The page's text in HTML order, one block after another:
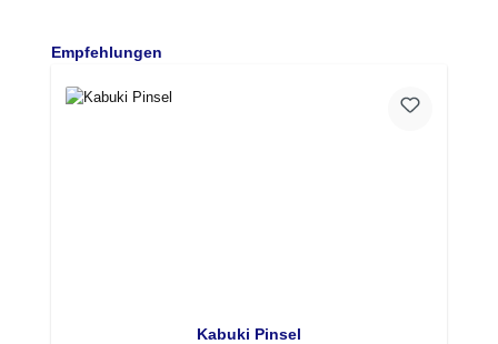
Produktgalerie überspringen
Empfehlungen
Kabuki Pinsel